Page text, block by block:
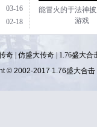
03-16
02-18
能冒火的于法神
游戏
奇| 仿盛大传奇|
1.76盛大合
© 2002-2017 1.76盛大合击